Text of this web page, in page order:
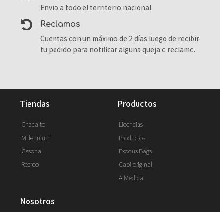
Envio a todo el territorio nacional.
reclamos
Cuentas con un máximo de 2 días luego de recibir
tu pedido para notificar alguna queja o reclamo.
tiendas
Chacaito
Millennium
Casona
Recreo
productos
Licencias
Productos
Exodus Bags
Capi original
A Medida
nosotros